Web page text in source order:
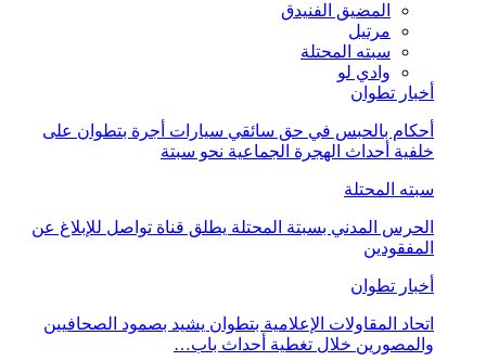
المضيق الفنيدق
مرتيل
سبته المحتلة
وادي لو
أخبار تطوان
أحكام بالحبس في حق سائقي سيارات أجرة بتطوان على
خلفية أحداث الهجرة الجماعية نحو سبتة
سبته المحتلة
الحرس المدني بسبتة المحتلة يطلق قناة تواصل للإبلاغ عن
المفقودين
أخبار تطوان
اتحاد المقاولات الإعلامية بتطوان يشيد بصمود الصحافيين
والمصورين خلال تغطية أحداث باب…